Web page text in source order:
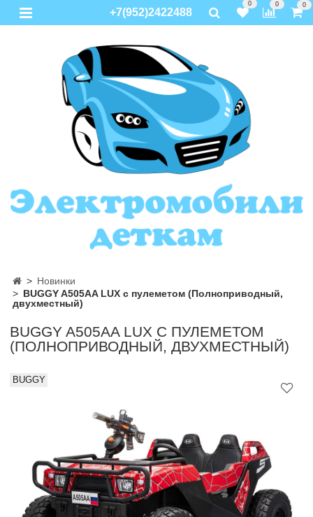
+7(952)2422488
0 0 0
Новинки
BUGGY A505AA LUX с пулеметом (Полноприводный,
двухместный)
BUGGY A505AA LUX С ПУЛЕМЕТОМ
(ПОЛНОПРИВОДНЫЙ, ДВУХМЕСТНЫЙ)
BUGGY